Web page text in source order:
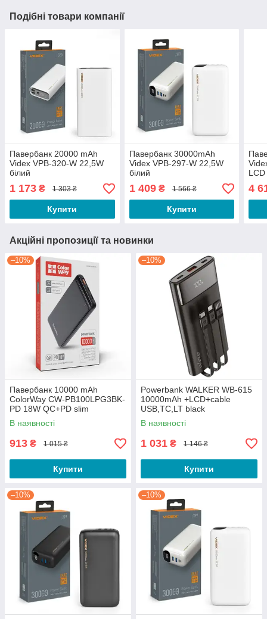
Подібні товари компанії
Павербанк 20000 mAh
Videx VPB-320-W 22,5W
білий
1 173 ₴ 1 303 ₴
Купити
Павербанк 30000mAh
Videx VPB-297-W 22,5W
білий
1 409₴ 1 566 ₴
Купити
LCD
4
Акційні пропозиції та новинки
–10%
Павербанк 10000 mAh
ColorWay CW-PB100LPG3BK-
PD 18W QC+PD slim
світлодіодний індикатор
чорний
В наявності
913 ₴ 1 015 ₴
Купити
–10%
Powerbank WALKER WB-615
10000mAh +LCD+cable
USB,TC,LT black
В наявності
1 031 ₴ 1 146 ₴
Купити
–10% –10%